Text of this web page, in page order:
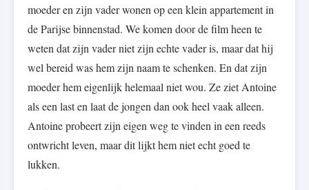
moeder en zijn vader wonen op een klein appartement in
de Parijse binnenstad. We komen door de film heen te
weten dat zijn vader niet zijn echte vader is, maar dat hij
wel bereid was hem zijn naam te schenken. En dat zijn
moeder hem eigenlijk helemaal niet wou. Ze ziet Antoine
als een last en laat de jongen dan ook heel vaak alleen.
Antoine probeert zijn eigen weg te vinden in een reeds
ontwricht leven, maar dit lijkt hem niet echt goed te
lukken.